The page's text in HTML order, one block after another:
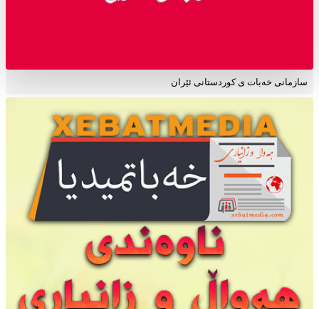
سازمانی خەبات ی کوردستانی ئێران